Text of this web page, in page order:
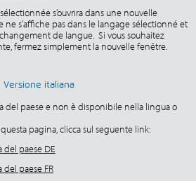
s’ouvrira dans une nouvelle
ne s’affiche pas dans le langage sélectionné et
de langue. Si vous souhaitez
fermez simplement la nouvelle fenêtre.
Versione italiana
del paese e non è disponibile nella lingua o
pagina, clicca sul seguente link:
del paese DE
del paese FR